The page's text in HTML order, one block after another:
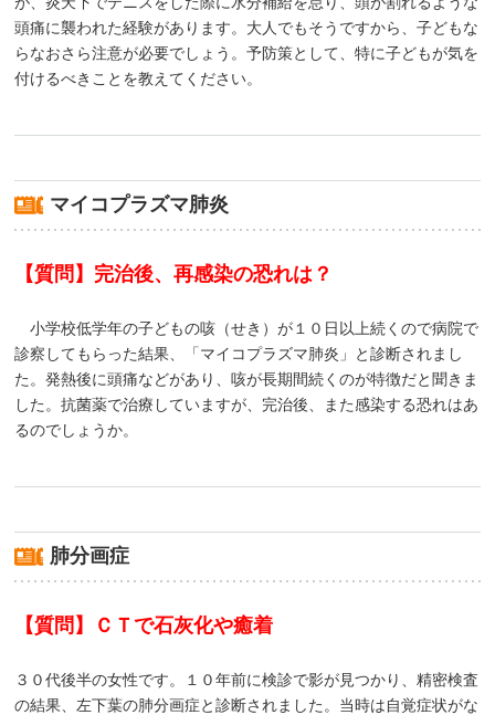
頭痛に襲われた経験があります。大人でもそうですから、子どもな
らなおさら注意が必要でしょう。予防策として、特に子どもが気を
付けるべきことを教えてください。
マイコプラズマ肺炎
【質問】完治後、再感染の恐れは？
小学校低学年の子どもの咳（せき）が１０日以上続くので病院で
診察してもらった結果、「マイコプラズマ肺炎」と診断されまし
た。発熱後に頭痛などがあり、咳が長期間続くのが特徴だと聞きま
した。抗菌薬で治療していますが、完治後、また感染する恐れはあ
るのでしょうか。
肺分画症
【質問】ＣＴで石灰化や癒着
３０代後半の女性です。１０年前に検診で影が見つかり、精密検査
の結果、左下葉の肺分画症と診断されました。当時は自覚症状がな